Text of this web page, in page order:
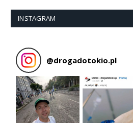
INSTAGRAM
@drogadotokio.pl